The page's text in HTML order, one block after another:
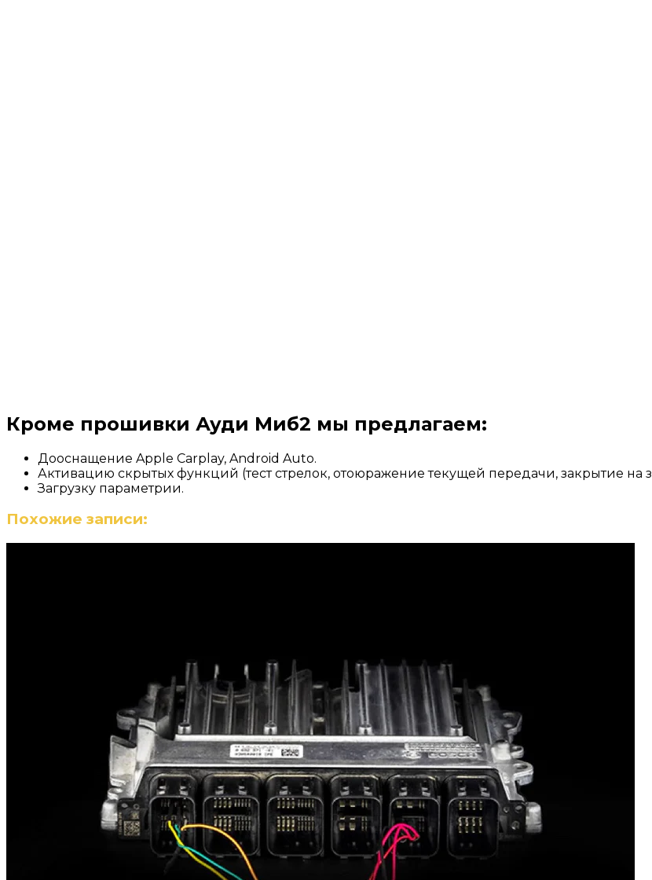
Кроме прошивки Ауди Миб2 мы предлагаем:
Дооснащение Apple Carplay, Android Auto.
Активацию скрытых функций (тест стрелок, отоюражение текущей передачи, закрытие на
Загрузку параметрии.
Похожие записи: